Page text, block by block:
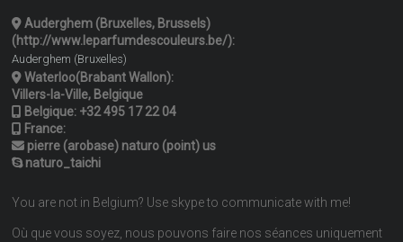
Auderghem (Bruxelles, Brussels)
(http://www.leparfumdescouleurs.be/):
Auderghem (Bruxelles)
Waterloo(Brabant Wallon):
Villers-la-Ville, Belgique
Belgique: +32 495 17 22 04
France:
pierre (arobase) naturo (point) us
naturo_taichi
You are not in Belgium? Use skype to communicate with me!
Où que vous soyez, nous pouvons faire nos séances uniquement